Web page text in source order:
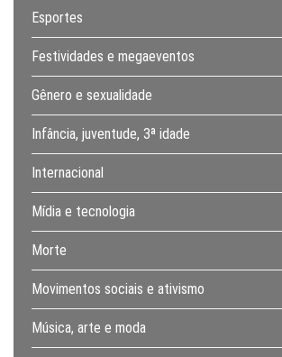
Esportes
Festividades e megaeventos
Gênero e sexualidade
Infância, juventude, 3ª idade
Internacional
Mídia e tecnologia
Morte
Movimentos sociais e ativismo
Música, arte e moda